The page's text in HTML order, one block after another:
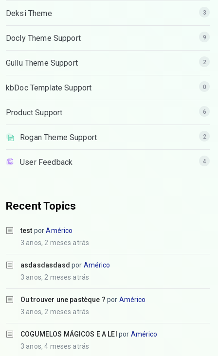
Deksi Theme 3
Docly Theme Support 9
Gullu Theme Support 2
kbDoc Template Support 0
Product Support 6
Rogan Theme Support 2
User Feedback 4
Recent Topics
test porAmérico
3 anos, 2 meses atrás
asdasdasdasd por Américo
3 anos, 2 meses atrás
Ou trouver une pastèque ? por Américo
3 anos, 2 meses atrás
COGUMELOS MÁGICOS E A LEI por Américo
3 anos, 4 meses atrás